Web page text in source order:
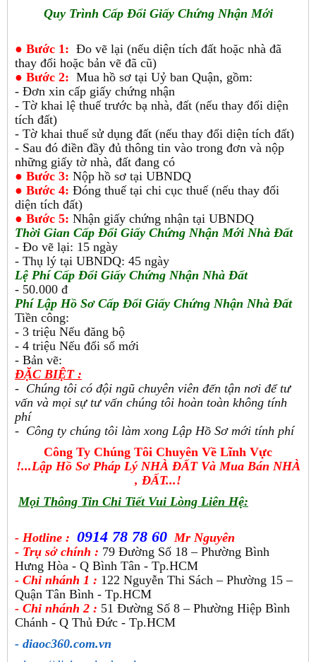
Quy Trình Cấp Đổi Giấy Chứng Nhận Mới
● Bước 1: Đo vẽ lại (nếu diện tích đất hoặc nhà đã
thay đổi hoặc bản vẽ đã cũ)
● Bước 2: Mua hồ sơ tại Uỷ ban Quận, gồm:
- Đơn xin cấp giấy chứng nhận
- Tờ khai lệ thuế trước bạ nhà, đất (nếu thay đổi diện
tích đất)
- Tờ khai thuế sử dụng đất (nếu thay đổi diện tích đất)
- Sau đó điền đầy đủ thông tin vào trong đơn và nộp
những giấy tờ nhà, đất đang có
● Bước 3: Nộp hồ sơ tại UBNDQ
● Bước 4: Đóng thuế tại chi cục thuế (nếu thay đổi
diện tích đất)
● Bước 5: Nhận giấy chứng nhận tại UBNDQ
Thời Gian Cấp Đổi Giấy Chứng Nhận Mới Nhà Đất
- Đo vẽ lại: 15 ngày
- Thụ lý tại UBNDQ: 45 ngày
Lệ Phí Cấp Đổi Giấy Chứng Nhận Nhà Đất
- 50.000 đ
Phí Lập Hồ Sơ Cấp Đổi Giấy Chứng Nhận Nhà Đất
Tiền công:
- 3 triệu Nếu đăng bộ
- 4 triệu Nếu đổi sổ mới
- Bản vẽ:
ĐẶC BIỆT :
- Chúng tôi có đội ngũ chuyên viên đến tận nơi để tư
vấn và mọi sự tư vấn chúng tôi hoàn toàn không tính
phí
- Công ty chúng tôi làm xong Lập Hồ Sơ mới tính phí
Công Ty Chúng Tôi Chuyên Về Lĩnh Vực
!...Lập Hồ Sơ Pháp Lý NHÀ ĐẤT Và Mua Bán NHÀ
, ĐẤT...!
Mọi Thông Tin Chi Tiết Vui Lòng Liên Hệ:
- Hotline : 0914 78 78 60 Mr Nguyên
- Trụ sở chính : 79 Đường Số 18 – Phường Bình
Hưng Hòa - Q Bình Tân - Tp.HCM
- Chi nhánh 1 : 122 Nguyễn Thi Sách – Phường 15 –
Quận Tân Bình - Tp.HCM
- Chi nhánh 2 : 51 Đường Số 8 – Phường Hiệp Bình
Chánh - Q Thủ Đức - Tp.HCM
- diaoc360.com.vn